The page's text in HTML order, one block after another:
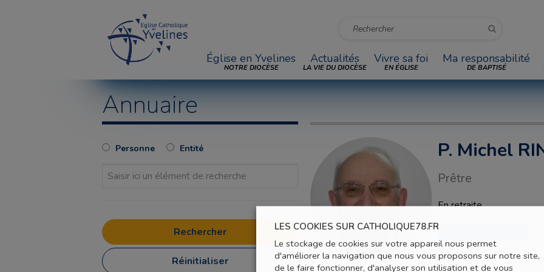
Église en Yvelines
NOTRE DIOCÈSE
Actualités
LA VIE DU DIOCÈSE
Vivre sa foi
EN ÉGLISE
Ma responsabilité
DE BAPTISÉ
Annuaire
Personne Entité
Réinitialiser
P. Michel
Prêtre
En retraite
LES COOKIES SUR CATHOLIQUE78.FR
Le stockage de cookies sur votre appareil nous permet
d'améliorer la navigation que nous vous proposons sur notre site,
de le faire fonctionner, d'analyser son utilisation et de vous